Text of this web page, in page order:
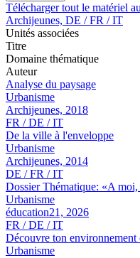
Télécharger tout le matériel
Archijeunes, DE / FR / IT
Unités associées
Titre
Domaine thématique
Auteur
Analyse du paysage
Urbanisme
Archijeunes, 2018
FR / DE / IT
De la ville à l'enveloppe
Urbanisme
Archijeunes, 2014
DE / FR / IT
Dossier Thématique: «A moi,
Urbanisme
éducation21, 2026
FR / DE / IT
Découvre ton environnement
Urbanisme